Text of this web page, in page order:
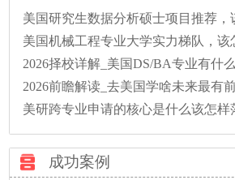
美国研究生数据分析硕士项目推荐，
美国机械工程专业大学实力梯队，该
2026择校详解_美国DS/BA专业有什
2026前瞻解读_去美国学啥未来最有
美研跨专业申请的核心是什么该怎样
成功案例